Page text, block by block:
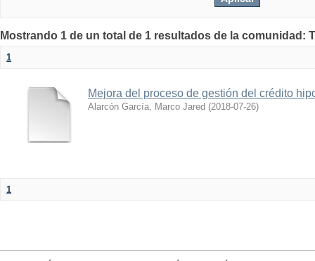
Mostrando 1 de un total de 1 resultados de la comunidad:
1
Mejora del proceso de gestión del crédito
Alarcón García, Marco Jared (2018-07-26)
1